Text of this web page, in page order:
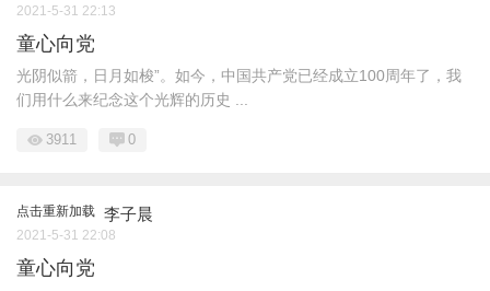
2021-5-31 22:13
童心向党
光阴似箭，日月如梭”。如今，中国共产党已经成立100周年了，我
们用什么来纪念这个光辉的历史 ...
3911 0
点击重新加载 李子晨
2021-5-31 22:08
童心向党